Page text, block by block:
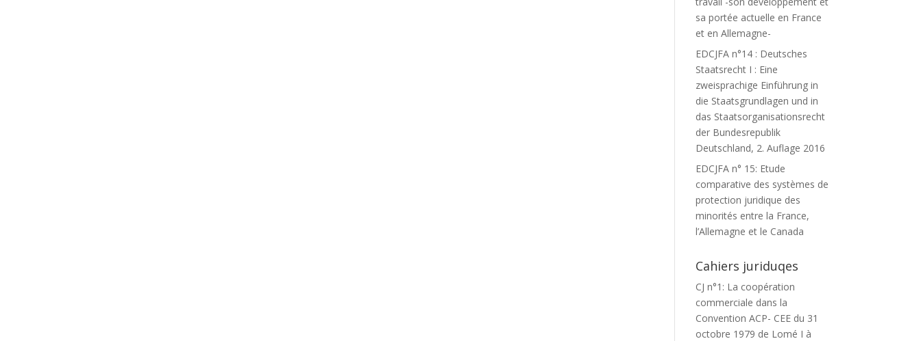
sa portée actuelle en France
et en Allemagne-
EDCJFA n°14 : Deutsches
Staatsrecht I : Eine
zweisprachige Einführung in
die Staatsgrundlagen und in
das Staatsorganisationsrecht
der Bundesrepublik
Deutschland, 2. Auflage 2016
EDCJFA n° 15: Etude
comparative des systèmes de
protection juridique des
minorités entre la France,
l’Allemagne et le Canada
Cahiers juriduqes
CJ n°1: La coopération
commerciale dans la
Convention ACP- CEE du 31
octobre 1979 de Lomé I à